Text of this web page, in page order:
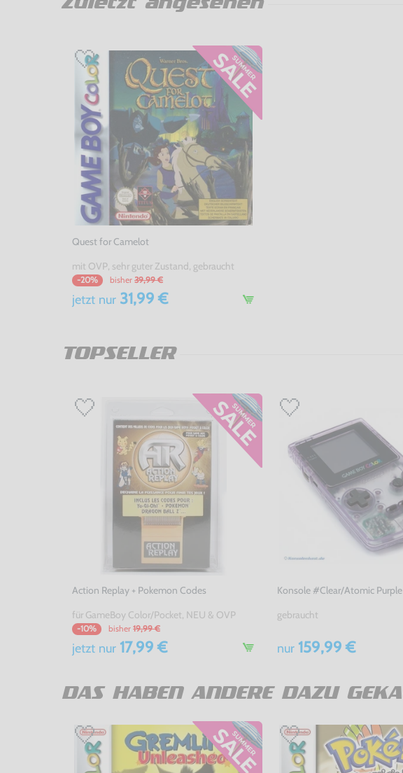
Quest for Camelot
mit OVP, sehr guter Zustand, gebraucht
-20% bisher 39,99 €
jetzt nur 31,99 €
TOPSELLER
Action Replay + Pokemon Codes
für GameBoy Color/Pocket, NEU & OVP
-10% bisher 19,99 €
jetzt nur 17,99 €
Konsole #Clear/Atomic Purple
gebraucht
nur159,99 €
DAS HABEN ANDERE DAZU